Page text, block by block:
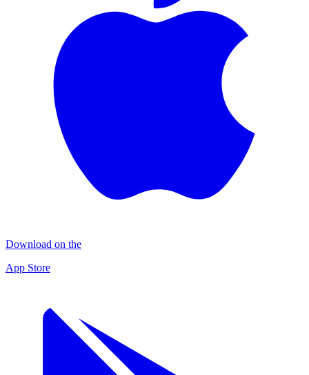
Download on the
App Store